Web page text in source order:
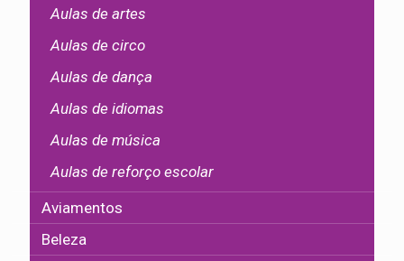
Aulas de artes
Aulas de circo
Aulas de dança
Aulas de idiomas
Aulas de música
Aulas de reforço escolar
Aviamentos
Beleza